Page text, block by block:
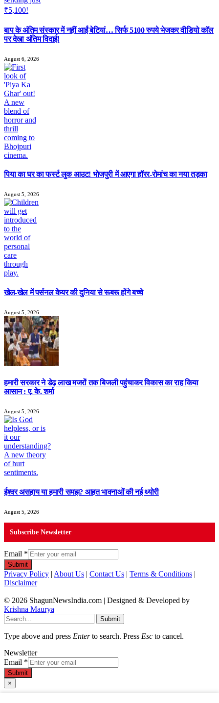
बाप के अंतिम संस्कार में नहीं आईं बेटियां… सिर्फ 5100 रुपये भेजकर वीडियो कॉल
पर देखा अंतिम विदाई!
August 6, 2026
पिया का घर का फर्स्ट लुक आउट! भोजपुरी में आएगा हॉरर-रोमांच का नया तड़का
August 5, 2026
खेल-खेल में पर्सनल केयर की दुनिया से रूबरू होंगे बच्चे
August 5, 2026
हमारी सरकार ने डेढ़ लाख मजरों तक बिजली पहुंचाकर विकास का राह किया
आसान : ए. के. शर्मा
August 5, 2026
ईश्वर असहाय या हमारी समझ? आहत भावनाओं की नई थ्योरी
August 5, 2026
Subscribe Newsletter
Email *
Submit
Privacy Policy | About Us | Contact Us | Terms & Conditions |
Disclaimer
© 2026 ShagunNewsIndia.com | Designed & Developed by
Krishna Maurya
Submit
Type above and press Enterto search. Press Esc to cancel.
Newsletter
Email *
Submit
×